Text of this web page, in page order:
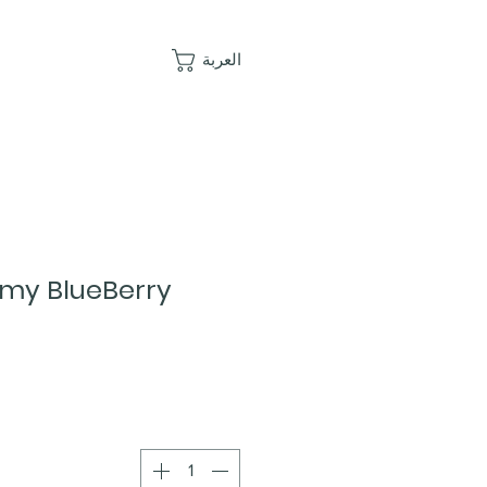
العربة
BlueBerry